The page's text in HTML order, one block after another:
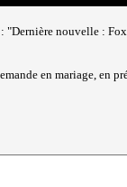
nouvelle :
en mariage, en